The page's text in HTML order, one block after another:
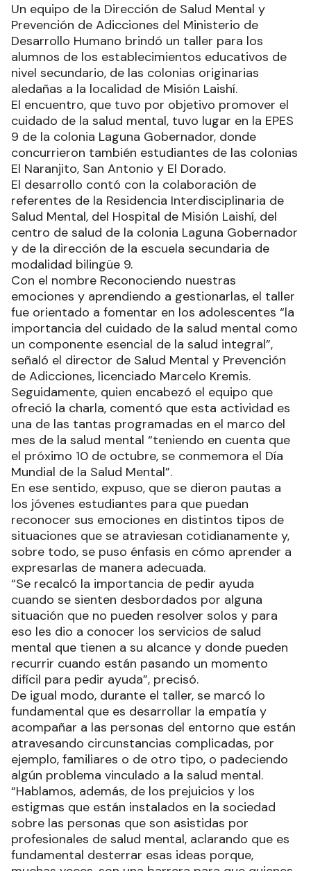
Un equipo de la Dirección de Salud Mental y
Prevención de Adicciones del Ministerio de
Desarrollo Humano brindó un taller para los
alumnos de los establecimientos educativos de
nivel secundario, de las colonias originarias
aledañas a la localidad de Misión Laishí.
El encuentro, que tuvo por objetivo promover el
cuidado de la salud mental, tuvo lugar en la EPES
9 de la colonia Laguna Gobernador, donde
concurrieron también estudiantes de las colonias
El Naranjito, San Antonio y El Dorado.
El desarrollo contó con la colaboración de
referentes de la Residencia Interdisciplinaria de
Salud Mental, del Hospital de Misión Laishí, del
centro de salud de la colonia Laguna Gobernador
y de la dirección de la escuela secundaria de
modalidad bilingüe 9.
Con el nombre Reconociendo nuestras
emociones y aprendiendo a gestionarlas, el taller
fue orientado a fomentar en los adolescentes “la
importancia del cuidado de la salud mental como
un componente esencial de la salud integral”,
señaló el director de Salud Mental y Prevención
de Adicciones, licenciado Marcelo Kremis.
Seguidamente, quien encabezó el equipo que
ofreció la charla, comentó que esta actividad es
una de las tantas programadas en el marco del
mes de la salud mental “teniendo en cuenta que
el próximo 10 de octubre, se conmemora el Día
Mundial de la Salud Mental”.
En ese sentido, expuso, que se dieron pautas a
los jóvenes estudiantes para que puedan
reconocer sus emociones en distintos tipos de
situaciones que se atraviesan cotidianamente y,
sobre todo, se puso énfasis en cómo aprender a
expresarlas de manera adecuada.
“Se recalcó la importancia de pedir ayuda
cuando se sienten desbordados por alguna
situación que no pueden resolver solos y para
eso les dio a conocer los servicios de salud
mental que tienen a su alcance y donde pueden
recurrir cuando están pasando un momento
difícil para pedir ayuda”, precisó.
De igual modo, durante el taller, se marcó lo
fundamental que es desarrollar la empatía y
acompañar a las personas del entorno que están
atravesando circunstancias complicadas, por
ejemplo, familiares o de otro tipo, o padeciendo
algún problema vinculado a la salud mental.
“Hablamos, además, de los prejuicios y los
estigmas que están instalados en la sociedad
sobre las personas que son asistidas por
profesionales de salud mental, aclarando que es
fundamental desterrar esas ideas porque,